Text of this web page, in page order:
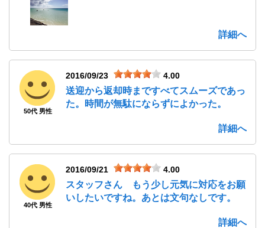
詳細へ
50代 男性
2016/09/23 4.00
送迎から返却時まですべてスムーズであっ
た。時間が無駄にならずによかった。
詳細へ
40代 男性
2016/09/21 4.00
スタッフさん もう少し元気に対応をお願
いしたいですね。あとは文句なしです。
詳細へ